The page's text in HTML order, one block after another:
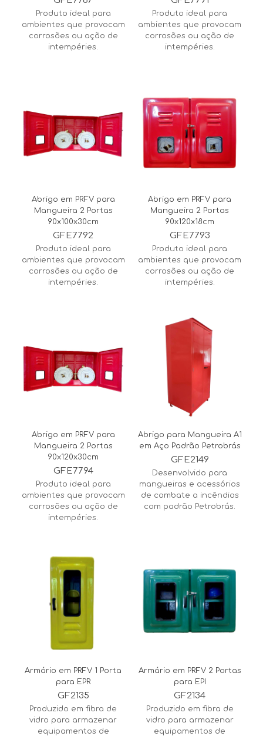
Produto ideal para
ambientes que provocam
corrosões ou ação de
intempéries.
Produto ideal para
ambientes que provocam
corrosões ou ação de
intempéries.
Abrigo em PRFV para
Mangueira 2 Portas
90x100x30cm
GFE7792
Produto ideal para
ambientes que provocam
corrosões ou ação de
intempéries.
Abrigo em PRFV para
Mangueira 2 Portas
90x120x18cm
GFE7793
Produto ideal para
ambientes que provocam
corrosões ou ação de
intempéries.
Abrigo em PRFV para
Mangueira 2 Portas
90x120x30cm
GFE7794
Produto ideal para
ambientes que provocam
corrosões ou ação de
intempéries.
Abrigo para Mangueira A1
em Aço Padrão Petrobrás
GFE2149
Desenvolvido para
mangueiras e acessórios
de combate a incêndios
com padrão Petrobrás.
Armário em PRFV 1 Porta
para EPR
GF2135
Produzido em fibra de
vidro para armazenar
equipamentos de
Armário em PRFV 2 Portas
para EPI
GF2134
Produzido em fibra de
vidro para armazenar
equipamentos de